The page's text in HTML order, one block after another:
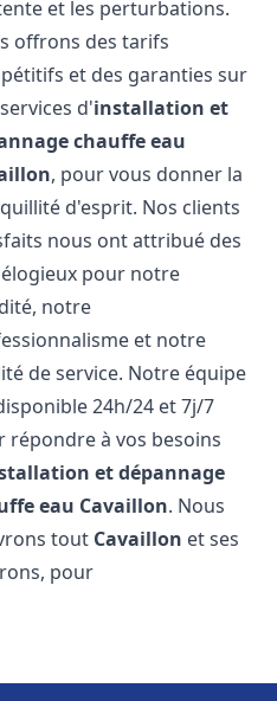
et les perturbations.
offrons des tarifs
et des garanties sur
d'installation et
chauffe eau
, pour vous donner la
d'esprit. Nos clients
nous ont attribué des
pour notre
notre
et notre
de service. Notre équipe
24h/24 et 7j/7
répondre à vos besoins
et dépannage
eau Cavaillon. Nous
tout Cavaillon et ses
pour